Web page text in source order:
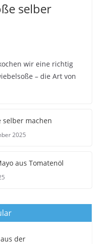
selber
wir eine richtig
– die Art von
selber machen
2025
aus Tomatenöl
der